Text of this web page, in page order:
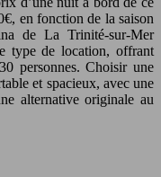
en fonction de la saison
de La Trinité-sur-Mer
type de location, offrant
personnes. Choisir une
et spacieux, avec une
alternative originale au